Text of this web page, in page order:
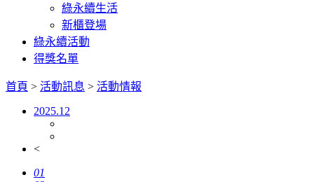
綠永續生活
新櫃登場
綠永續活動
得獎名單
首頁 > 活動訊息 > 活動情報
2025.12
<
01